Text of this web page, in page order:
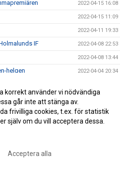
2022-04-15 16:08
2022-04-15 11:09
2022-04-11 19:33
IF 2022-04-08 22:53
2022-04-08 13:44
helgen 2022-04-04 20:34
2022-04-04 10:15
2022-04-01 17:10
Folkabo 2022-03-24 16:48
korrekt använder vi nödvändiga
går inte att stänga av.
frivilliga cookies, t.ex. för statistik
själv om du vill acceptera dessa.
Acceptera alla